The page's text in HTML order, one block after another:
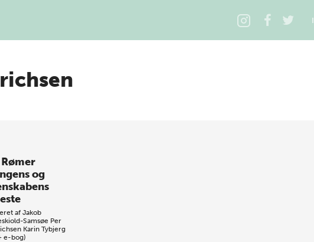
og
af Jakob
Samsøe Per
Karin Tybjerg
e-bog)